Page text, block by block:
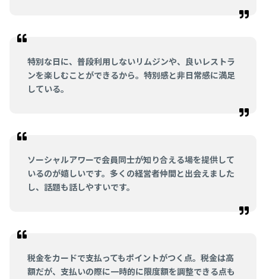
特別な日に、普段利用しないリムジンや、良いレストラ
ンを楽しむことができるから。特別感と非日常感に満足
している。
ソーシャルアワーで会員同士が知り合える場を提供して
いるのが嬉しいです。多くの経営者仲間と出会えました
し、話題も話しやすいです。
税金をカードで支払ってもポイントがつく点。税金は高
額だが、支払いの際に一時的に限度額を調整できる点も